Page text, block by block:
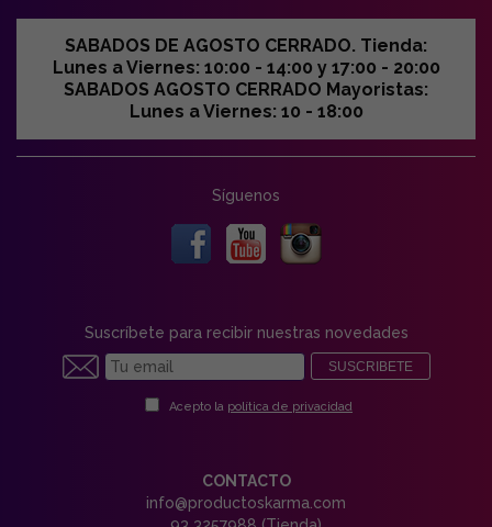
SABADOS DE AGOSTO CERRADO. Tienda:
Lunes a Viernes: 10:00 - 14:00 y 17:00 - 20:00
SABADOS AGOSTO CERRADO Mayoristas:
Lunes a Viernes: 10 - 18:00
Síguenos
Suscríbete para recibir nuestras novedades
SUSCRIBETE
Acepto la política de privacidad
CONTACTO
info@productoskarma.com